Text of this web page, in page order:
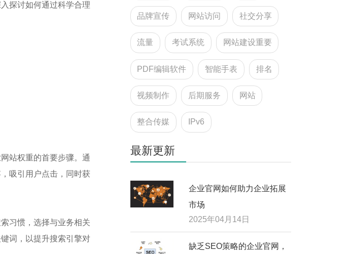
探讨如何通过科学合理
站权重的首要步骤。通
吸引用户点击，同时获
习惯，选择与业务相关
词，以提升搜索引擎对
品牌宣传 网站访问 社交分享
流量 考试系统 网站建设重要
PDF编辑软件 智能手表 排名
视频制作 后期服务 网站
整合传媒 IPv6
最新更新
企业官网如何助力企业拓展
市场
2025年04月14日
缺乏SEO策略的企业官网，